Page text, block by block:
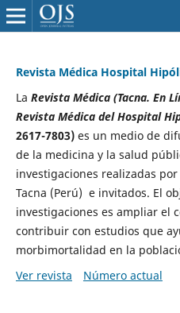
Revista Médica Hospital
La Revista Médica (Tacna. En
Revista Médica del Hospital
2617-7803)es un medio de
de la medicina y la salud
investigaciones realizadas
Tacna (Perú) e invitados. El
investigaciones es ampliar el
contribuir con estudios que
morbimortalidad en la
Ver revista
Número actual